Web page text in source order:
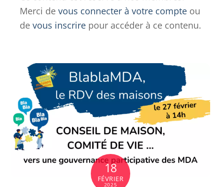
Merci de vous connecter à votre compte ou
de vous inscrire pour accéder à ce contenu.
18
FÉVRIER
2025